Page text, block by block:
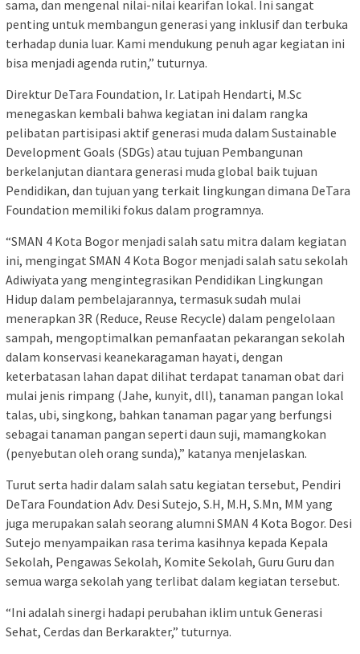
sama, dan mengenal nilai-nilai kearifan lokal. Ini sangat
penting untuk membangun generasi yang inklusif dan terbuka
terhadap dunia luar. Kami mendukung penuh agar kegiatan ini
bisa menjadi agenda rutin,” tuturnya.
Direktur DeTara Foundation, Ir. Latipah Hendarti, M.Sc
menegaskan kembali bahwa kegiatan ini dalam rangka
pelibatan partisipasi aktif generasi muda dalam Sustainable
Development Goals (SDGs) atau tujuan Pembangunan
berkelanjutan diantara generasi muda global baik tujuan
Pendidikan, dan tujuan yang terkait lingkungan dimana DeTara
Foundation memiliki fokus dalam programnya.
“SMAN 4 Kota Bogor menjadi salah satu mitra dalam kegiatan
ini, mengingat SMAN 4 Kota Bogor menjadi salah satu sekolah
Adiwiyata yang mengintegrasikan Pendidikan Lingkungan
Hidup dalam pembelajarannya, termasuk sudah mulai
menerapkan 3R (Reduce, Reuse Recycle) dalam pengelolaan
sampah, mengoptimalkan pemanfaatan pekarangan sekolah
dalam konservasi keanekaragaman hayati, dengan
keterbatasan lahan dapat dilihat terdapat tanaman obat dari
mulai jenis rimpang (Jahe, kunyit, dll), tanaman pangan lokal
talas, ubi, singkong, bahkan tanaman pagar yang berfungsi
sebagai tanaman pangan seperti daun suji, mamangkokan
(penyebutan oleh orang sunda),” katanya menjelaskan.
Turut serta hadir dalam salah satu kegiatan tersebut, Pendiri
DeTara Foundation Adv. Desi Sutejo, S.H, M.H, S.Mn, MM yang
juga merupakan salah seorang alumni SMAN 4 Kota Bogor. Desi
Sutejo menyampaikan rasa terima kasihnya kepada Kepala
Sekolah, Pengawas Sekolah, Komite Sekolah, Guru Guru dan
semua warga sekolah yang terlibat dalam kegiatan tersebut.
“Ini adalah sinergi hadapi perubahan iklim untuk Generasi
Sehat, Cerdas dan Berkarakter,” tuturnya.